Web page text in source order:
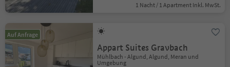
1 Nacht / 1 Apartment Inkl. MwSt.
Auf Anfrage
Appart Suites Gravbach
Mühlbach - Algund, Algund, Meran und
Umgebung